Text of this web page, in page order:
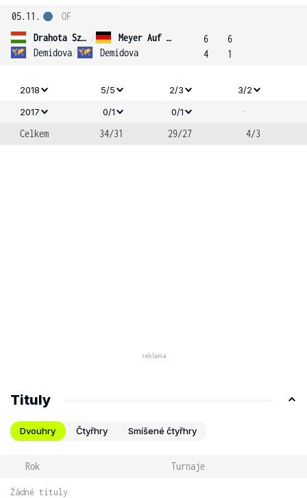
05.11.
Drahota Szabo /
Meyer Auf Der Heide
Demidova/ Demidova
OF
6
4
6
1
2018 5/5 2/3
3/2
2017
0/1 0/1
-
Celkem
34/31 29/27 4/3
Tituly
Dvouhry Čtyřhry Smíšené čtyřhry
Rok Turnaje
Žádné tituly